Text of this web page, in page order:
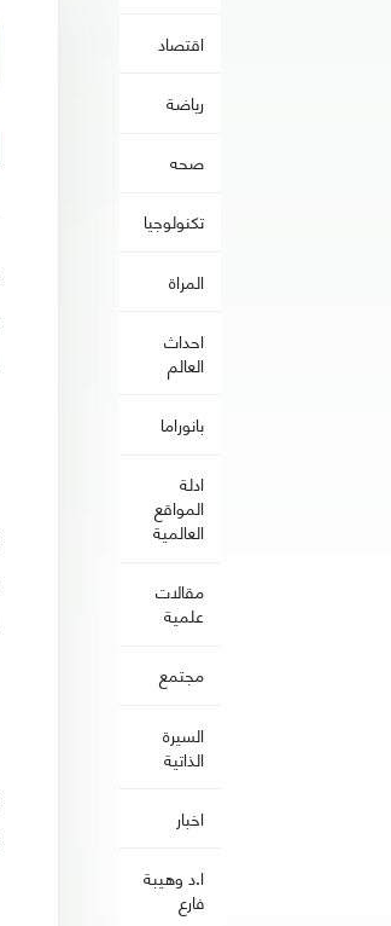
اقتصاد
رياضة
صحه
تكنولوجيا
المراة
احداث
العالم
بانوراما
ادلة
المواقع
العالمية
مقالات
علمية
مجتمع
السيرة
الذاتية
اخبار
ا.د وهيبة
فارع